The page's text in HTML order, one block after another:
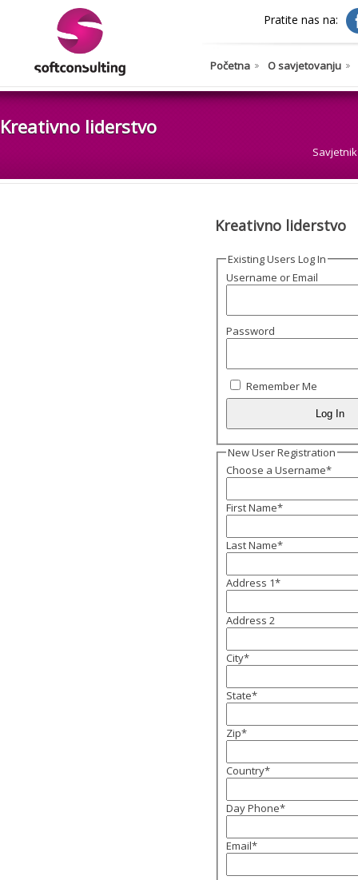
Pratite nas na:
Početna O savjetovanju
Kreativno liderstvo
Savjetnik
Kreativno liderstvo
Existing Users Log In
Username or Email
Password
Remember Me
New User Registration
Choose a Username*
First Name*
Last Name*
Address 1*
Address 2
City*
State*
Zip*
Country*
Day Phone*
Email*